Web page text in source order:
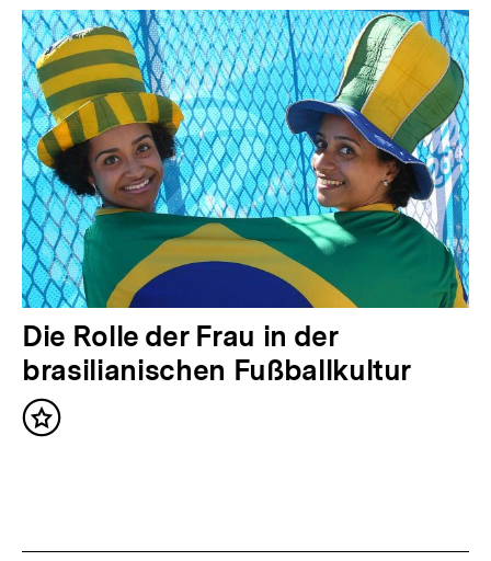
r
i
g
e
r
I
n
h
a
l
t
N
ä
c
h
Die Rolle der Frau in der
brasilianischen Fußballkultur
Inhalt